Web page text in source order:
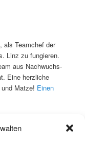
als Teamchef der
Linz zu fungieren.
aus Nachwuchs-
Eine herzliche
Matze! Einen